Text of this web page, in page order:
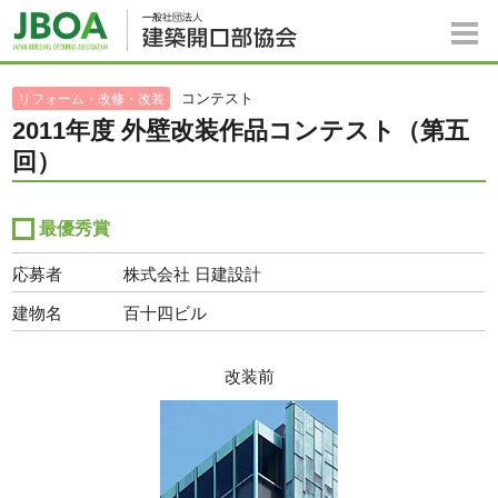
リフォーム・改修・改装 コンテスト
2011年度 外壁改装作品コンテスト（第五
回）
最優秀賞
応募者 株式会社 日建設計
建物名 百十四ビル
改装前